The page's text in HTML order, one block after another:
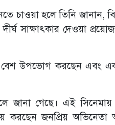
চাওয়া হলে তিনি জানান,
সাক্ষাৎকার দেওয়া
উপভোগ করছেন এবং
জানা গেছে। এই সিনেমায়
জনপ্রিয় অভিনেতা